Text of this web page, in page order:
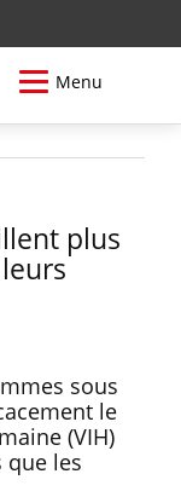
Menu
plus
sous
le
(VIH)
que les